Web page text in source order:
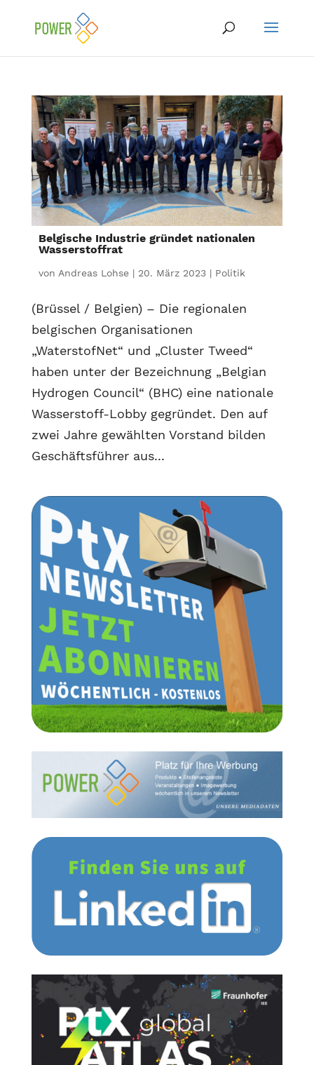
Belgische Industrie gründet nationalen
Wasserstoffrat
von Andreas Lohse| 20. März 2023| Politik
(Brüssel / Belgien) – Die regionalen
belgischen Organisationen
„WaterstofNet“ und „Cluster Tweed“
haben unter der Bezeichnung „Belgian
Hydrogen Council“ (BHC) eine nationale
Wasserstoff-Lobby gegründet. Den auf
zwei Jahre gewählten Vorstand bilden
Geschäftsführer aus...